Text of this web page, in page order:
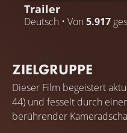
Trailer
Deutsch • Von 5.917
ZIELGRUPPE
Dieser Film begeistert
44) und fesselt durch
berührender